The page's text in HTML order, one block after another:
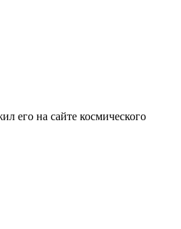
его на сайте космического